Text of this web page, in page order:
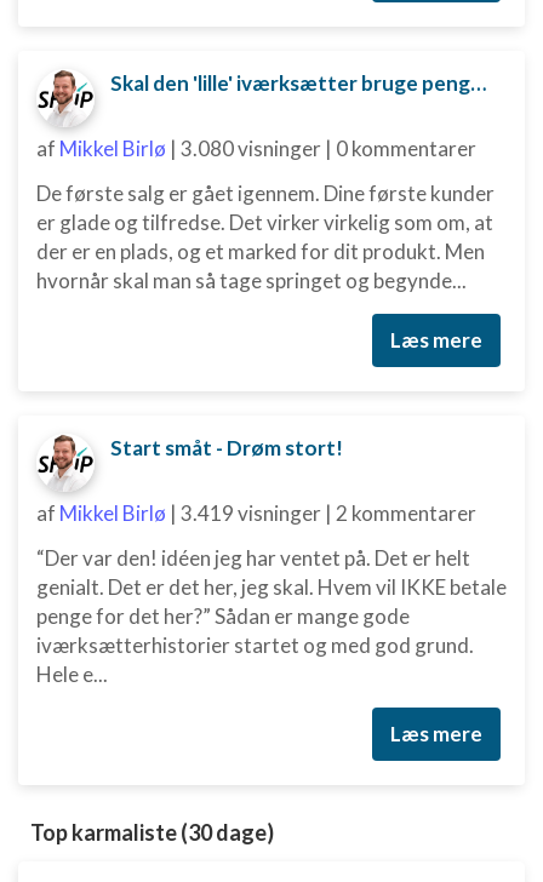
Skal den 'lille' iværksætter bruge penge på digital marketing?
af Mikkel Birlø | 3.080 visninger | 0 kommentarer
De første salg er gået igennem. Dine første kunder
er glade og tilfredse. Det virker virkelig som om, at
der er en plads, og et marked for dit produkt. Men
hvornår skal man så tage springet og begynde...
Læs mere
Start småt - Drøm stort!
af Mikkel Birlø | 3.419 visninger | 2 kommentarer
“Der var den! idéen jeg har ventet på. Det er helt
genialt. Det er det her, jeg skal. Hvem vil IKKE betale
penge for det her?” Sådan er mange gode
iværksætterhistorier startet og med god grund.
Hele e...
Læs mere
Top karmaliste (30 dage)